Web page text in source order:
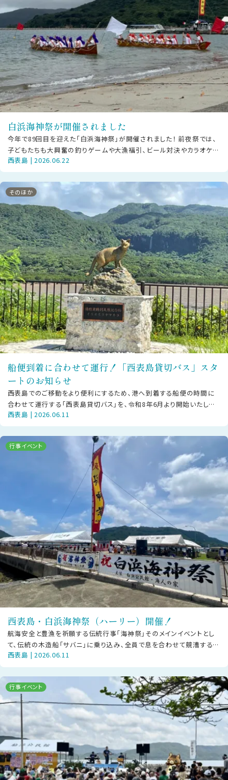
白浜海神祭が開催されました
今年で89回目を迎えた「白浜海神祭」が開催されました！ 前夜祭では、
子どもたちも大興奮の釣りゲームや大漁福引、ビール対決やカラオケ大
会など大人も子どもも楽しいひ
西表島 | 2026.06.22
そのほか
船便到着に合わせて運行！「西表島貸切バス」スタ
ートのお知らせ
西表島でのご移動をより便利にするため、港へ到着する船便の時間に
合わせて運行する「西表島貸切バス」を、令和8年6月より開始いたしま
した。既存の「西表島交通」の路線
西表島 | 2026.06.11
行事イベント
西表島・白浜海神祭（ハーリー）開催！
航海安全と豊漁を祈願する伝統行事「海神祭」そのメインイベントとし
て、伝統の木造船「サバニ」に乗り込み、全員で息を合わせて競漕する
「ハーリー」が幕を開けます！日時
西表島 | 2026.06.11
行事イベント